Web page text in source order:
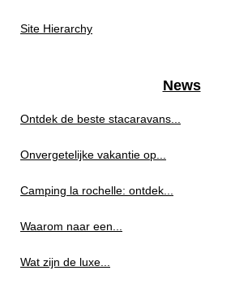
Site Hierarchy
News
Ontdek de beste stacaravans...
Onvergetelijke vakantie op...
Camping la rochelle: ontdek...
Waarom naar een...
Wat zijn de luxe...